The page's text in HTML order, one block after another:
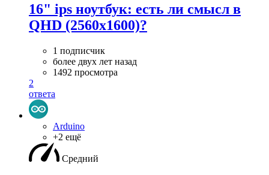
16" ips ноутбук: есть ли смысл в
QHD (2560x1600)?
1 подписчик
более двух лет назад
1492 просмотра
2
ответа
Arduino
+2 ещё
Средний